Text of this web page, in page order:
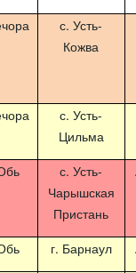
с. Усть-
Кожва
с. Усть-
Цильма
с. Усть-
Чарышская
Пристань
г. Барнаул